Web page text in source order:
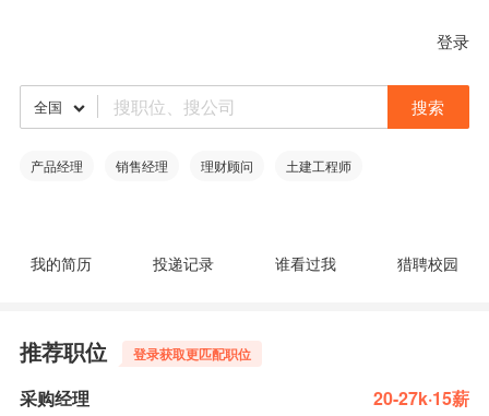
登录
全国 搜索
产品经理 销售经理 理财顾问 土建工程师
我的简历 投递记录 谁看过我 猎聘校园
推荐职位 登录获取更匹配职位
采购经理 20-27k·15薪